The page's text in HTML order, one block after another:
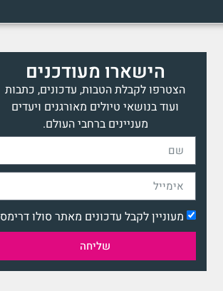
הישארו מעודכנים
הצטרפו לקבלת הטבות, עדכונים, כתבות
ועוד בנושאי טיולים מאורגנים ויעדים
מעניינים ברחבי העולם.
מעוניין לקבל עדכונים מאתר סולו דרימס
שליחה